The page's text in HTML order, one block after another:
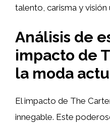
talento, carisma y visión
Análisis de
impacto de
la moda
El impacto de The
innegable. Este